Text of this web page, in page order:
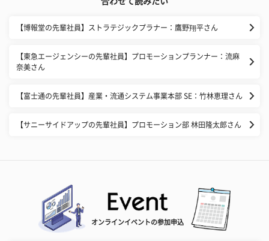
【博報堂の先輩社員】ストラテジックプラナー：鷹野翔平さん
【東急エージェンシーの先輩社員】プロモーションプランナー：流麻
奈美さん
【富士通の先輩社員】産業・流通システム事業本部 SE：竹林恵理さん
【サニーサイドアップの先輩社員】プロモーション部 林田隆太郎さん
オンラインイベントの参加申込